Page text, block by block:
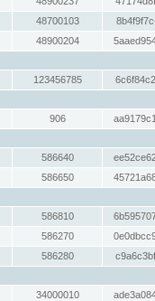
48700103
48900204
123456785
906
586640
586650
586810
586270
586280
34000010